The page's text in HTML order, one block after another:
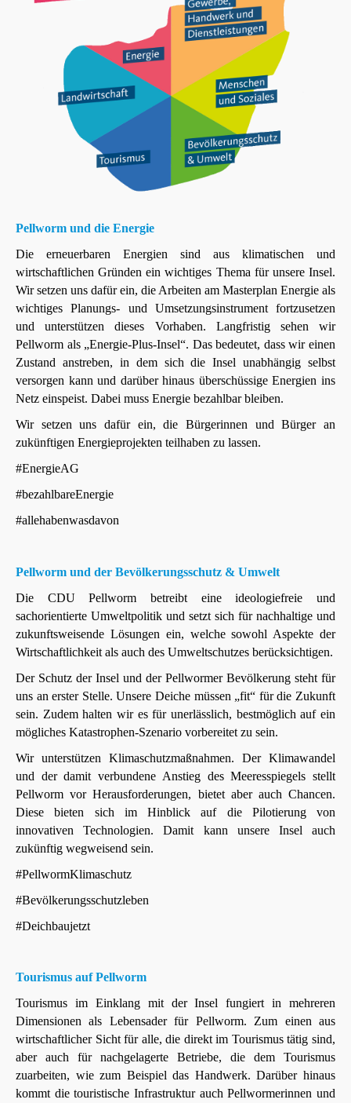
Pellworm und die Energie
Die erneuerbaren Energien sind aus klimatischen und
wirtschaftlichen Gründen ein wichtiges Thema für unsere Insel.
Wir setzen uns dafür ein, die Arbeiten am Masterplan Energie als
wichtiges Planungs- und Umsetzungsinstrument fortzusetzen
und unterstützen dieses Vorhaben. Langfristig sehen wir
Pellworm als „Energie-Plus-Insel“. Das bedeutet, dass wir einen
Zustand anstreben, in dem sich die Insel unabhängig selbst
versorgen kann und darüber hinaus überschüssige Energien ins
Netz einspeist. Dabei muss Energie bezahlbar bleiben.
Wir setzen uns dafür ein, die Bürgerinnen und Bürger an
zukünftigen Energieprojekten teilhaben zu lassen.
#EnergieAG
#bezahlbareEnergie
#allehabenwasdavon
Pellworm und der Bevölkerungsschutz & Umwelt
Die CDU Pellworm betreibt eine ideologiefreie und
sachorientierte Umweltpolitik und setzt sich für nachhaltige und
zukunftsweisende Lösungen ein, welche sowohl Aspekte der
Wirtschaftlichkeit als auch des Umweltschutzes berücksichtigen.
Der Schutz der Insel und der Pellwormer Bevölkerung steht für
uns an erster Stelle. Unsere Deiche müssen „fit“ für die Zukunft
sein. Zudem halten wir es für unerlässlich, bestmöglich auf ein
mögliches Katastrophen-Szenario vorbereitet zu sein.
Wir unterstützen Klimaschutzmaßnahmen. Der Klimawandel
und der damit verbundene Anstieg des Meeresspiegels stellt
Pellworm vor Herausforderungen, bietet aber auch Chancen.
Diese bieten sich im Hinblick auf die Pilotierung von
innovativen Technologien. Damit kann unsere Insel auch
zukünftig wegweisend sein.
#PellwormKlimaschutz
#Bevölkerungsschutzleben
#Deichbaujetzt
Tourismus auf Pellworm
Tourismus im Einklang mit der Insel fungiert in mehreren
Dimensionen als Lebensader für Pellworm. Zum einen aus
wirtschaftlicher Sicht für alle, die direkt im Tourismus tätig sind,
aber auch für nachgelagerte Betriebe, die dem Tourismus
zuarbeiten, wie zum Beispiel das Handwerk. Darüber hinaus
kommt die touristische Infrastruktur auch Pellwormerinnen und